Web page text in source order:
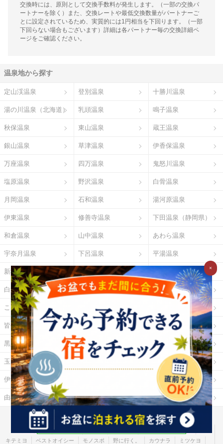
交換時には、原則として交換手数料が発生します。（一部の交換パ
ートナーを除く）また、交換レートや最低交換数量がパートナーご
とに設定されているため、実質的には1円相当を下回ります。（一部
下回らない場合もございます）詳細は各パートナー毎の交換詳細ペ
ージをご確認ください。
温泉地から探す
定山渓温泉 登別温泉 十勝川温泉
湯の川温泉（北海道） 乳頭温泉 鳴子温泉
秋保温泉 東山温泉 蔵王温泉
銀山温泉 草津温泉 伊香保温泉
万座温泉 四万温泉 鬼怒川温泉
塩原温泉 野沢温泉 白骨温泉
月岡温泉 石和温泉 湯河原温泉
伊東温泉 修善寺温泉 下田温泉（静岡県）
和倉温泉 山中温泉 あわら温泉
宇奈月温泉 下呂温泉 平湯温泉
新穂高温泉 城崎温泉 有馬温泉
白浜温泉 勝浦温泉 道後温泉
こんぴら温泉 三朝温泉
皆生温泉 湯原温泉 別府温泉
黒川温泉 霧島温泉 酸ヶ湯温泉
玉川温泉 日光湯元温泉 箱根温泉
伊勢・鳥羽温泉 大歩危祖谷温泉
由布院温泉 熱海温泉 指宿温泉
お湯たびとは ご利用ガイド Ｇポイント
Ｇランキング
キテミヨ
ベストオイシー モノスポ 野に行く。 カウナラ ミツケヨ
×